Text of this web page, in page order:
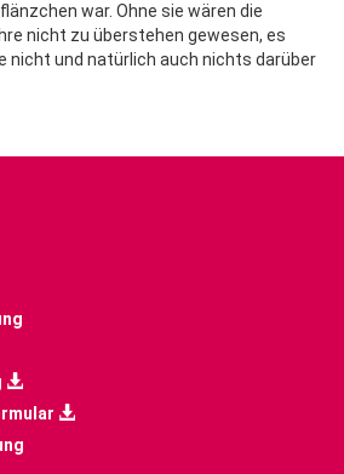
war. Ohne sie wären die
nicht zu überstehen gewesen, es
nicht und natürlich auch nichts darüber